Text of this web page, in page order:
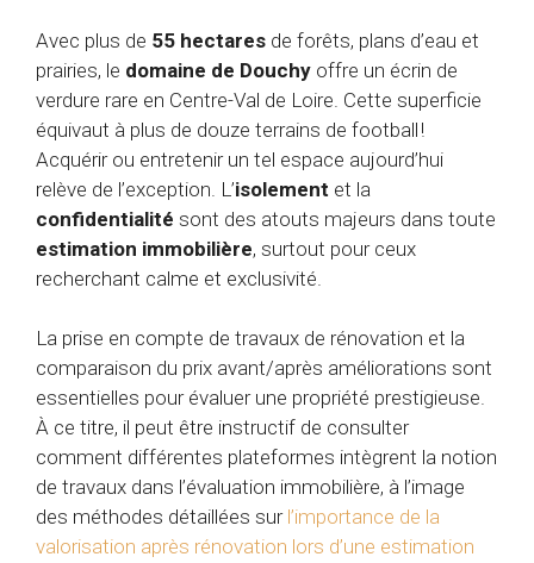
Avec plus de 55 hectares de forêts, plans d’eau et
prairies, le domaine de Douchy offre un écrin de
verdure rare en Centre-Val de Loire. Cette superficie
équivaut à plus de douze terrains de football !
Acquérir ou entretenir un tel espace aujourd’hui
relève de l’exception. L’isolement et la
confidentialité sont des atouts majeurs dans toute
estimation immobilière, surtout pour ceux
recherchant calme et exclusivité.
La prise en compte de travaux de rénovation et la
comparaison du prix avant/après améliorations sont
essentielles pour évaluer une propriété prestigieuse.
À ce titre, il peut être instructif de consulter
comment différentes plateformes intègrent la notion
de travaux dans l’évaluation immobilière, à l’image
des méthodes détaillées sur l’importance de la
valorisation après rénovation lors d’une estimation